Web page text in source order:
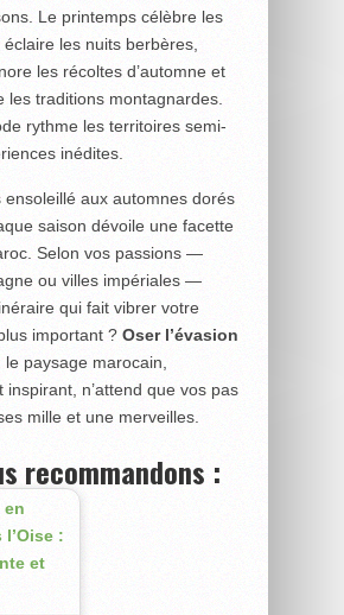
Le printemps célèbre les
éclaire les nuits berbères,
les récoltes d’automne et
les traditions montagnardes.
rythme les territoires semi-
inédites.
ensoleillé aux automnes dorés
saison dévoile une facette
Selon vos passions —
ou villes impériales —
qui fait vibrer votre
important ? Oser l’évasion
paysage marocain,
inspirant, n’attend que vos pas
mille et une merveilles.
recommandons :